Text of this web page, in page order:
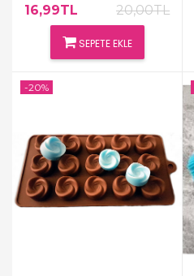
16,99TL 20,00TL
SEPETE EKLE
-20%